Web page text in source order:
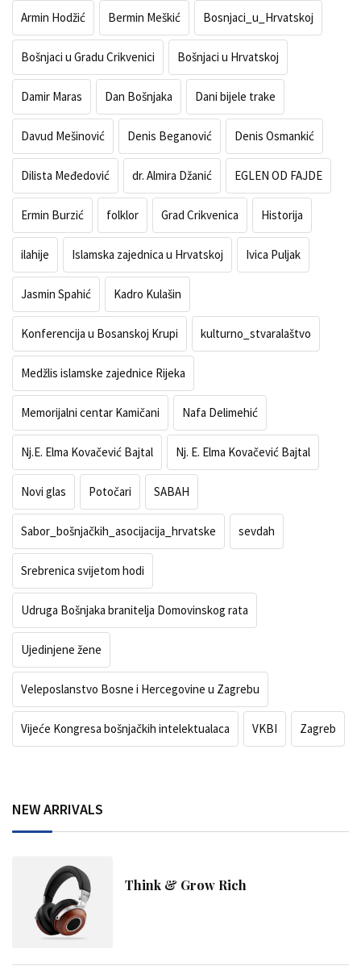
Armin Hodžić Bermin Meškić Bosnjaci_u_Hrvatskoj
Bošnjaci u Gradu Crikvenici Bošnjaci u Hrvatskoj
Damir Maras Dan Bošnjaka Dani bijele trake
Davud Mešinović Denis Beganović Denis Osmankić
Dilista Međedović dr. Almira Džanić EGLEN OD FAJDE
Ermin Burzić folklor Grad Crikvenica Historija
ilahije Islamska zajednica u Hrvatskoj Ivica Puljak
Jasmin Spahić Kadro Kulašin
Konferencija u Bosanskoj Krupi kulturno_stvaralaštvo
Medžlis islamske zajednice Rijeka
Memorijalni centar Kamičani Nafa Delimehić
Nj.E. Elma Kovačević Bajtal Nj. E. Elma Kovačević Bajtal
Novi glas Potočari SABAH
Sabor_bošnjačkih_asocijacija_hrvatske sevdah
Srebrenica svijetom hodi
Udruga Bošnjaka branitelja Domovinskog rata
Ujedinjene žene
Veleposlanstvo Bosne i Hercegovine u Zagrebu
Vijeće Kongresa bošnjačkih intelektualaca VKBI Zagreb
NEW ARRIVALS
Think & Grow Rich